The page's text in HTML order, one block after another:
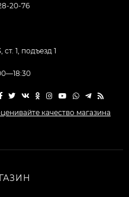
20-76
1, подъезд 1